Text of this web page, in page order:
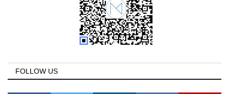
FOLLOW US